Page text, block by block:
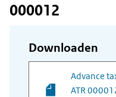
000012
Downloaden
Advance
ATR